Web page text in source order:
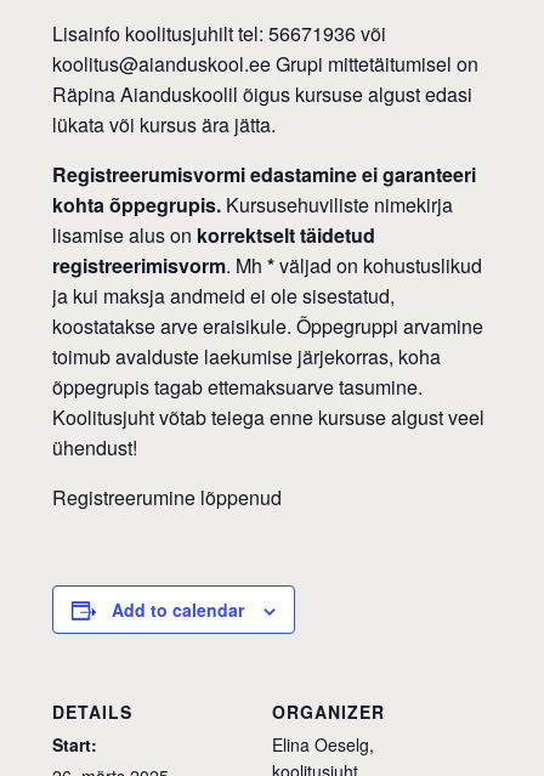
Lisainfo koolitusjuhilt tel: 56671936 või
koolitus@aianduskool.ee Grupi mittetäitumisel on
Räpina Aianduskoolil õigus kursuse algust edasi
lükata või kursus ära jätta.
Registreerumisvormi edastamine ei garanteeri
kohta õppegrupis.Kursusehuviliste nimekirja
lisamise alus on korrektselt täidetud
registreerimisvorm. Mh *väljad on kohustuslikud
ja kui maksja andmeid ei ole sisestatud,
koostatakse arve eraisikule. Õppegruppi arvamine
toimub avalduste laekumise järjekorras, koha
õppegrupis tagab ettemaksuarve tasumine.
Koolitusjuht võtab teiega enne kursuse algust veel
ühendust!
Registreerumine lõppenud
Add to calendar
DETAILS
Start:
ORGANIZER
Elina Oeselg,